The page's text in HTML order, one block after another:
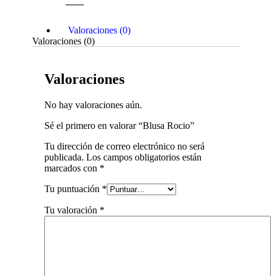
Valoraciones (0)
Valoraciones (0)
Valoraciones
No hay valoraciones aún.
Sé el primero en valorar “Blusa Rocio”
Tu dirección de correo electrónico no será
publicada. Los campos obligatorios están
marcados con *
Tu puntuación *
Tu valoración *